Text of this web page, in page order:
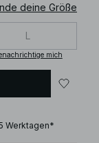
deine Größe
L
mich
Werktagen*